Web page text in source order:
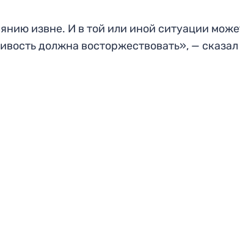
извне. И в той или иной ситуации
должна восторжествовать», — сказал